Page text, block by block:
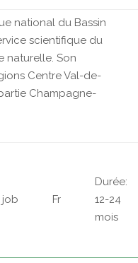
national du Bassin
scientifique du
naturelle. Son
Centre Val-de-
Champagne-
job Fr
Durée:
12-24
mois